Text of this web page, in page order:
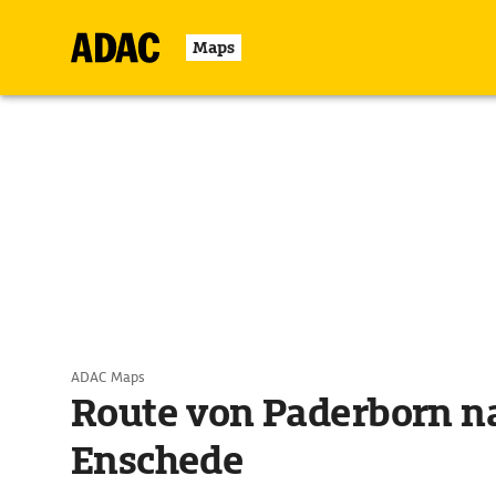
Maps
ADAC Maps
Route von Paderborn
Enschede